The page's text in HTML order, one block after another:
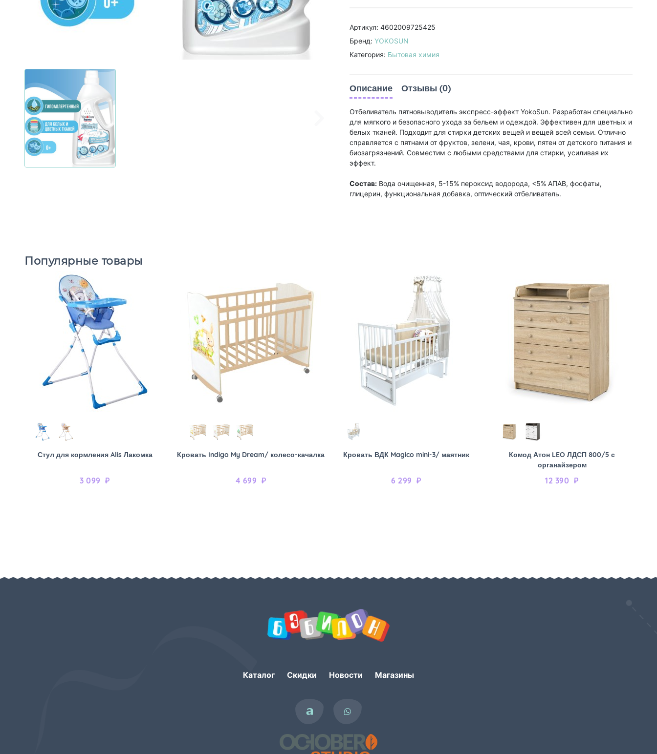
Артикул: 4602009725425
Бренд: YOKOSUN
Категория: Бытовая химия
Описание Отзывы (0)
Отбеливатель пятновыводитель экспресс-эффект YokoSun. Разработан специально
для мягкого и безопасного ухода за бельем и одеждой. Эффективен для цветных и
белых тканей. Подходит для стирки детских вещей и вещей всей семьи. Отлично
справляется с пятнами от фруктов, зелени, чая, крови, пятен от детского питания и
биозагрязнений. Совместим с любыми средствами для стирки, усиливая их
эффект.
Состав:Вода очищенная, 5-15% пероксид водорода, <5% АПАВ, фосфаты,
глицерин, функциональная добавка, оптический отбеливатель.
Популярные товары
Стул для кормления Alis Лакомка
3 099 ₽
Кровать Indigo My Dream/ колесо-качалка
4 699 ₽
Кровать ВДК Magico mini-3/ маятник
6 299 ₽
Комод Атон LEO ЛДСП 800/5 с
органайзером
12 390 ₽
Каталог Скидки Новости Магазины